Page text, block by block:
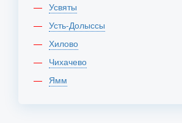
Усвяты
Усть-Долыссы
Хилово
Чихачево
Ямм